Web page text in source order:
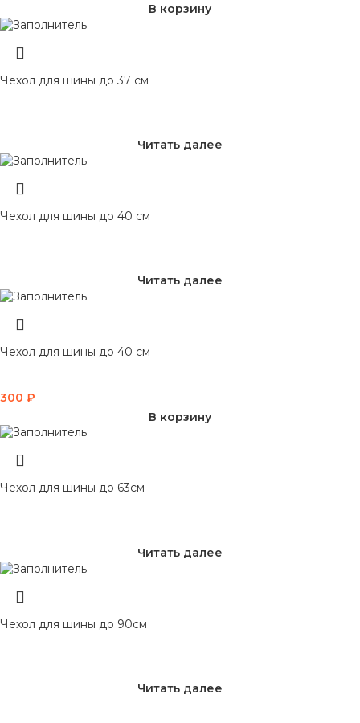
В корзину
Чехол для шины до 37 см
Читать далее
Чехол для шины до 40 см
Читать далее
Чехол для шины до 40 см
300 ₽
В корзину
Чехол для шины до 63см
Читать далее
Чехол для шины до 90см
Читать далее